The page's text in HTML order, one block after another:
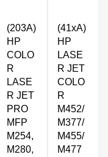
(203A)
HP
COLO
R
LASE
R JET
PRO
MFP
M254,
M280,
(41xA)
HP
LASE
R JET
COLO
R
M452/
M377/
M455/
M477